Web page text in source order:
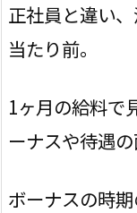
正社員と違い
当たり前。
1ヶ月の給料で
ーナスや待遇の
ボーナスの時期